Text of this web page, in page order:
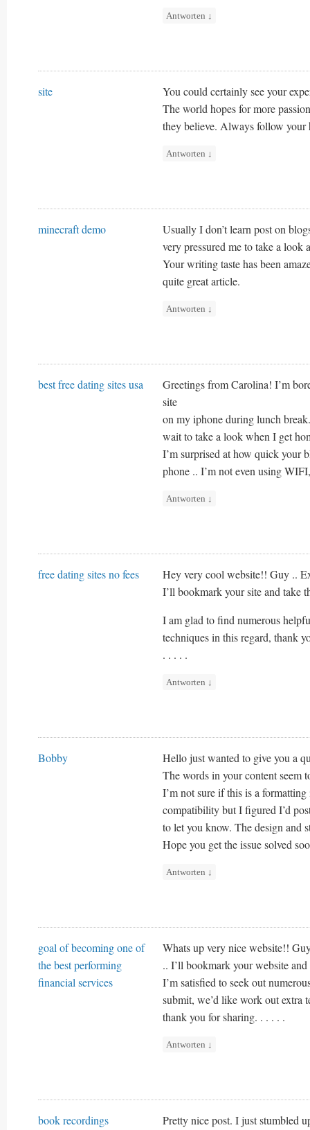
Antworten ↓
site
You could certainly see your
The world hopes for more
they believe. Always follow your
Antworten ↓
minecraft demo
Usually I don’t learn post on
very pressured me to take a look
Your writing taste has been
quite great article.
Antworten ↓
best free dating sites usa
Greetings from Carolina! I’m
site
on my iphone during lunch
wait to take a look when I get
I’m surprised at how quick your
phone .. I’m not even using
Antworten ↓
free dating sites no fees
Hey very cool website!! Guy ..
I’ll bookmark your site and take
I am glad to find numerous
techniques in this regard, thank
. . . . .
Antworten ↓
Bobby
Hello just wanted to give you a
The words in your content seem
I’m not sure if this is a
compatibility but I figured I’d
to let you know. The design and
Hope you get the issue solved
Antworten ↓
goal of becoming one of
the best performing
financial services
Whats up very nice website!!
.. I’ll bookmark your website
I’m satisfied to seek out
submit, we’d like work out extra
thank you for sharing. . . . . .
Antworten ↓
book recordings Pretty nice post. I just stumbled